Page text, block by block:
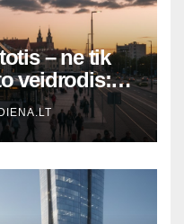
– ne tik
veidrodis: